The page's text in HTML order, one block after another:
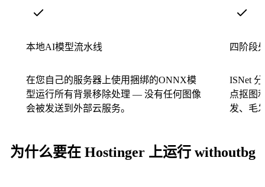
本地AI模型流水线
在您自己的服务器上使用捆绑的ONNX模
型运行所有背景移除处理 — 没有任何图像
会被发送到外部云服务。
四阶段
ISNet
点抠图
发、毛
为什么要在 Hostinger 上运行 withoutbg